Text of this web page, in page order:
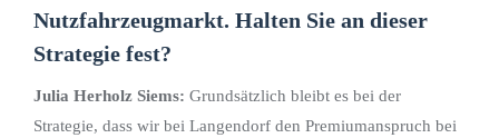
Nutzfahrzeugmarkt. Halten Sie an dieser
Strategie fest?
Julia Herholz Siems: Grundsätzlich bleibt es bei der
Strategie, dass wir bei Langendorf den Premiumanspruch bei